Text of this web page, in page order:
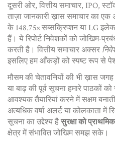
दूसरी ओर, वित्तीय समाचार, IPO,
ताज़ा जानकारीख़ास समाचार का एक
के 148.75× सब्सक्रिप्शन या LG
हैं। ये रिपोर्ट निवेशकों को
करती है। वित्तीय समाचार अक्सर
इसलिए हम आँकड़ों को स्पष्ट रूप से
मौसम की चेतावनियों की भी ख़ास
या बाढ़ की पूर्व सूचनाहमारे पाठकों को
आवश्यक तैयारियां करने में सक्षम
अत्यधिक वर्षा अलर्ट या कोलकाता में
सूचना का उद्देश्य हैसुरक्षा को
क्षेत्र में संभावित जोखिम समझ सके।